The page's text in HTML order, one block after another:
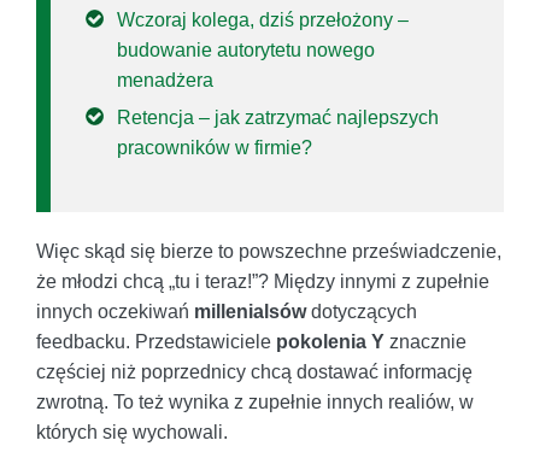
Wczoraj kolega, dziś przełożony –
budowanie autorytetu nowego
menadżera
Retencja – jak zatrzymać najlepszych
pracowników w firmie?
Więc skąd się bierze to powszechne przeświadczenie,
że młodzi chcą „tu i teraz!”? Między innymi z zupełnie
innych oczekiwań millenialsówdotyczących
feedbacku. Przedstawiciele pokolenia Y znacznie
częściej niż poprzednicy chcą dostawać informację
zwrotną. To też wynika z zupełnie innych realiów, w
których się wychowali.